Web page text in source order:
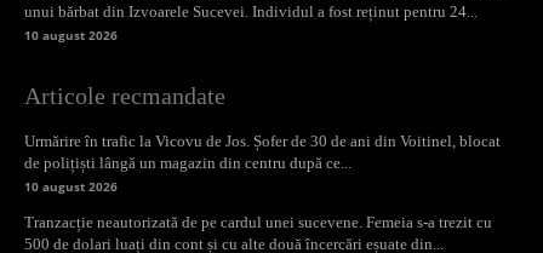
unui bărbat din Izvoarele Sucevei. Individul a fost reținut pentru 24...
10 august 2026
Articole recmandate
Urmărire în trafic la Vicovu de Jos. Șofer de 30 de ani din Voitinel, blocat
de polițiști lângă un magazin din centru după ce...
10 august 2026
Tranzacție neautorizată de pe cardul unei sucevene. Femeia s-a trezit cu
500 de dolari luați din cont și cu alte două încercări eșuate din...